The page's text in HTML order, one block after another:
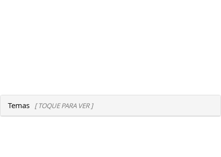
Temas [ TOQUE PARA VER ]